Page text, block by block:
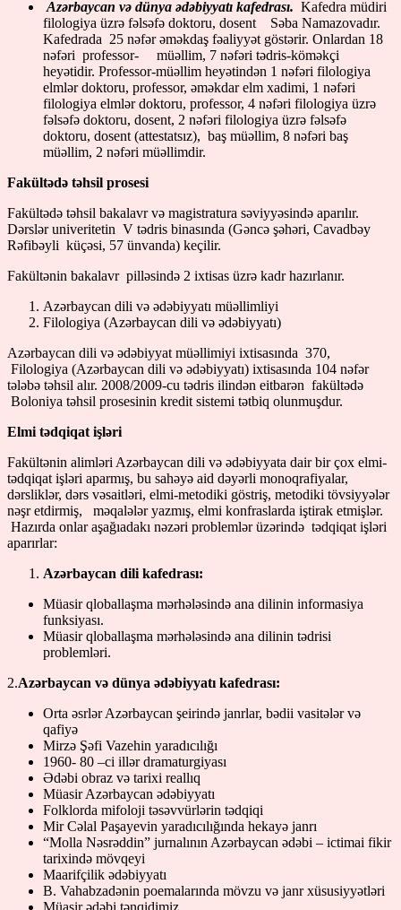
Azərbaycan və dünya ədəbiyyatı kafedrası. Kafedra müdiri
filologiya üzrə fəlsəfə doktoru, dosent Səba Namazovadır.
Kafedrada 25 nəfər əməkdaş fəaliyyət göstərir. Onlardan 18
nəfəri professor- müəllim, 7 nəfəri tədris-köməkçi
heyətidir. Professor-müəllim heyətindən 1 nəfəri filologiya
elmlər doktoru, professor, əməkdar elm xadimi, 1 nəfəri
filologiya elmlər doktoru, professor, 4 nəfəri filologiya üzrə
fəlsəfə doktoru, dosent, 2 nəfəri filologiya üzrə fəlsəfə
doktoru, dosent (attestatsız), baş müəllim, 8 nəfəri baş
müəllim, 2 nəfəri müəllimdir.
Fakültədə təhsil prosesi
Fakültədə təhsil bakalavr və magistratura səviyyəsində aparılır.
Dərslər univeritetin V tədris binasında (Gəncə şəhəri, Cavadbəy
Rəfibəyli küçəsi, 57 ünvanda) keçilir.
Fakültənin bakalavr pilləsində 2 ixtisas üzrə kadr hazırlanır.
Azərbaycan dili və ədəbiyyatı müəllimliyi
Filologiya (Azərbaycan dili və ədəbiyyatı)
Azərbaycan dili və ədəbiyyat müəllimiyi ixtisasında 370,
Filologiya (Azərbaycan dili və ədəbiyyatı) ixtisasında 104 nəfər
tələbə təhsil alır. 2008/2009-cu tədris ilindən eitbarən fakültədə
Boloniya təhsil prosesinin kredit sistemi tətbiq olunmuşdur.
Elmi tədqiqat işləri
Fakültənin alimləri Azərbaycan dili və ədəbiyyata dair bir çox elmi-
tədqiqat işləri aparmış, bu sahəyə aid dəyərli monoqrafiyalar,
dərsliklər, dərs vəsaitləri, elmi-metodiki göstriş, metodiki tövsiyyələr
nəşr etdirmiş, məqalələr yazmış, elmi konfraslarda iştirak etmişlər.
Hazırda onlar aşağıadakı nəzəri problemlər üzərində tədqiqat işləri
aparırlar:
Azərbaycan dili kafedrası:
Müasir qloballaşma mərhələsində ana dilinin informasiya
funksiyası.
Müasir qloballaşma mərhələsində ana dilinin tədrisi
problemləri.
2.Azərbaycan və dünya ədəbiyyatı kafedrası:
Orta əsrlər Azərbaycan şeirində janrlar, bədii vasitələr və
qafiyə
Mirzə Şəfi Vazehin yaradıcılığı
1960- 80 –ci illər dramaturgiyası
Ədəbi obraz və tarixi reallıq
Müasir Azərbaycan ədəbiyyatı
Folklorda mifoloji təsəvvürlərin tədqiqi
Mir Cəlal Paşayevin yaradıcılığında hekayə janrı
“Molla Nəsrəddin” jurnalının Azərbaycan ədəbi – ictimai fikir
tarixində mövqeyi
Maarifçilik ədəbiyyatı
B. Vahabzadənin poemalarında mövzu və janr xüsusiyyətləri
Müasir ədəbi tənqidimiz